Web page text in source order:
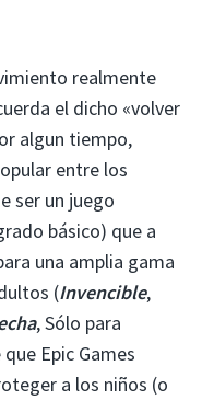
realmente
el dicho «volver
algun tiempo,
entre los
ser un juego
básico) que a
una amplia gama
(Invencible,
, Sólo para
Epic Games
a los niños (o